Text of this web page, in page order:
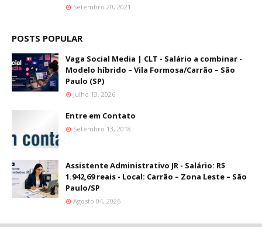
Setembro 20, 2021
POSTS POPULAR
Vaga Social Media | CLT - Salário a combinar -
Modelo híbrido – Vila Formosa/Carrão – São
Paulo (SP)
Julho 13, 2026
Entre em Contato
Setembro 13, 2018
Assistente Administrativo JR - Salário: R$
1.942,69 reais - Local: Carrão – Zona Leste – São
Paulo/SP
Agosto 04, 2026